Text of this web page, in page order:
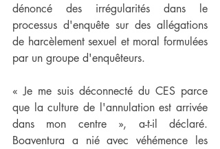
dénoncé des irrégularités dans le
processus d'enquête sur des allégations
de harcèlement sexuel et moral formulées
par un groupe d'enquêteurs.
« Je me suis déconnecté du CES parce
que la culture de l'annulation est arrivée
dans mon centre », a-t-il déclaré.
Boaventura a nié avec véhémence les